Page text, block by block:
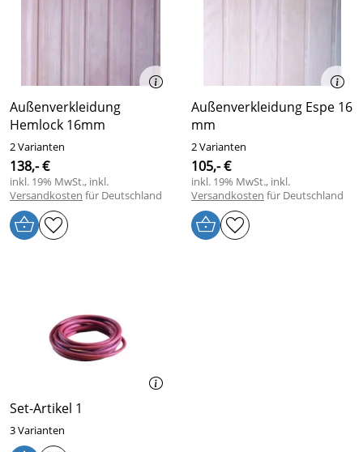
Außenverkleidung
Hemlock 16mm
2 Varianten
138,- €
inkl. 19% MwSt., inkl.
Versandkosten für Deutschland
Außenverkleidung Espe 16
mm
2 Varianten
105,- €
inkl. 19% MwSt., inkl.
Versandkosten für Deutschland
Set-Artikel 1
3 Varianten